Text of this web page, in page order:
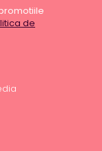
de